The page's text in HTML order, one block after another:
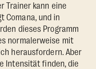
Trainer kann eine
Comana, und in
dieses Programm
normalerweise mit
herausfordern. Aber
Intensität finden, die